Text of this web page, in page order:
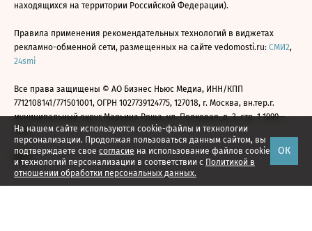
На нашем сайте используются cookie-файлы и технологии
персонализации. Продолжая пользоваться данным сайтом, вы
подтверждаете свое согласие на использование файлов cookie
и технологий персонализации в соответствии с Политикой в
отношении обработки персональных данных.
ОК
находящихся на территории Российской Федерации).
Правила применения рекомендательных технологий в виджетах
рекламно-обменной сети, размещенных на сайте vedomosti.ru: СМИ2,
24smi
Все права защищены © АО Бизнес Ньюс Медиа, ИНН/КПП
7712108141/771501001, ОГРН 1027739124775, 127018, г. Москва, вн.тер.г.
муниципальный округ Марьина Роща, ул. Полковая, д. 3, стр. 1 1999—
2026